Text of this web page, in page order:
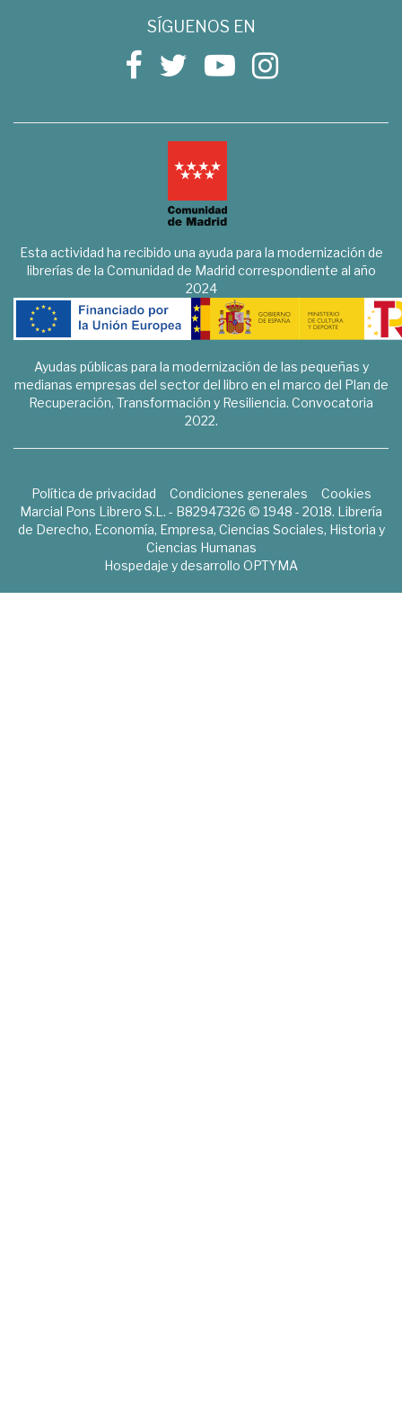
SÍGUENOS EN
Esta actividad ha recibido una ayuda para la modernización de
librerías de la Comunidad de Madrid correspondiente al año
2024
Ayudas públicas para la modernización de las pequeñas y
medianas empresas del sector del libro en el marco del Plan de
Recuperación, Transformación y Resiliencia. Convocatoria
2022.
Política de privacidad Condiciones generales
Cookies
Marcial Pons Librero S.L. - B82947326 © 1948 - 2018. Librería
de Derecho, Economía, Empresa, Ciencias Sociales, Historia y
Ciencias Humanas
Hospedaje y desarrollo OPTYMA